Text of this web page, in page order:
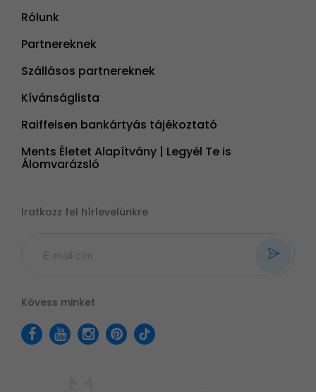
Rólunk
Partnereknek
Szállásos partnereknek
Kívánságlista
Raiffeisen bankártyás tájékoztató
Ments Életet Alapítvány | Legyél Te is
Álomvarázsló
Iratkozz fel hírlevelünkre
Kövess minket